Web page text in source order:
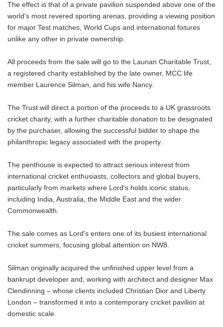
The effect is that of a private pavilion suspended above one of the
world's most revered sporting arenas, providing a viewing position
for major Test matches, World Cups and international fixtures
unlike any other in private ownership.
All proceeds from the sale will go to the Launan Charitable Trust,
a registered charity established by the late owner, MCC life
member Laurence Silman, and his wife Nancy.
The Trust will direct a portion of the proceeds to a UK grassroots
cricket charity, with a further charitable donation to be designated
by the purchaser, allowing the successful bidder to shape the
philanthropic legacy associated with the property.
The penthouse is expected to attract serious interest from
international cricket enthusiasts, collectors and global buyers,
particularly from markets where Lord's holds iconic status,
including India, Australia, the Middle East and the wider
Commonwealth.
The sale comes as Lord's enters one of its busiest international
cricket summers, focusing global attention on NW8.
Silman originally acquired the unfinished upper level from a
bankrupt developer and, working with architect and designer Max
Clendinning – whose clients included Christian Dior and Liberty
London – transformed it into a contemporary cricket pavilion at
domestic scale.